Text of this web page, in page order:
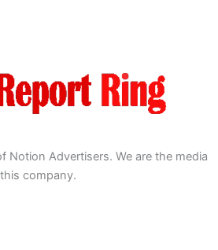
Notion Advertisers. We are the media
company.